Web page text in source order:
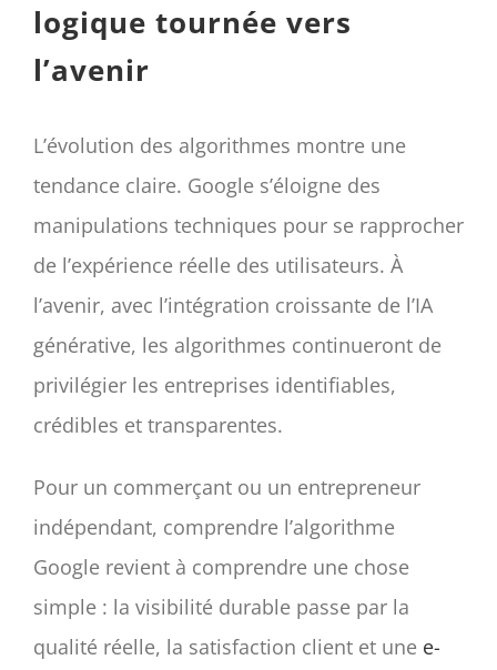
logique tournée vers
l’avenir
L’évolution des algorithmes montre une
tendance claire. Google s’éloigne des
manipulations techniques pour se rapprocher
de l’expérience réelle des utilisateurs. À
l’avenir, avec l’intégration croissante de l’IA
générative, les algorithmes continueront de
privilégier les entreprises identifiables,
crédibles et transparentes.
Pour un commerçant ou un entrepreneur
indépendant, comprendre l’algorithme
Google revient à comprendre une chose
simple : la visibilité durable passe par la
qualité réelle, la satisfaction client et une e-